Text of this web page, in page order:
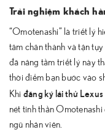
Trải nghiệm khách
“Omotenashi” là triết lý
tâm chân thành và tận
đã nâng tầm triết lý này
thời điểm bạn bước vào
Khi đăng ký lái thử Lexus
nét tinh thần
ngũ nhân viên.